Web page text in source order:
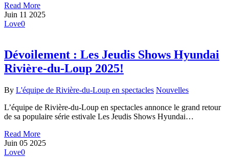
Read More
Juin 11 2025
Love0
Dévoilement : Les Jeudis Shows Hyundai
Rivière-du-Loup 2025!
By L'équipe de Rivière-du-Loup en spectacles Nouvelles
L’équipe de Rivière-du-Loup en spectacles annonce le grand retour
de sa populaire série estivale Les Jeudis Shows Hyundai…
Read More
Juin 05 2025
Love0